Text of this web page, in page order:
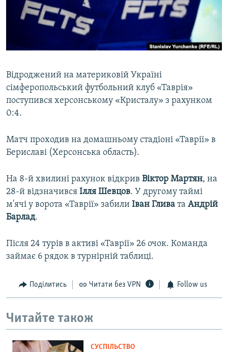
ВІДЕОУРОКИ «ELIFBE»
СВІДЧЕННЯ ОКУПАЦІЇ
УКРАЇНСЬКА ПРОБЛЕМА КРИМУ
Русский
Усі сайти RFE/RL
Відроджений на материковій Україні
сімферопольський футбольний клуб «Таврія»
поступився херсонському «Кристалу» з рахунком
0:4.
Матч проходив на домашньому стадіоні «Таврії» в
Бериславі (Херсонська область).
На 8-й хвилині рахунок відкрив Віктор Мартян, на
28-й відзначився Ілля Шевцов. У другому таймі
м'ячі у ворота «Таврії» забили Іван Глива та Андрій
Барлад.
Після 24 турів в активі «Таврії» 26 очок. Команда
займає 6 рядок в турнірній таблиці.
Поділитись Читати без VPN Follow us
Читайте також
СУСПІЛЬСТВО